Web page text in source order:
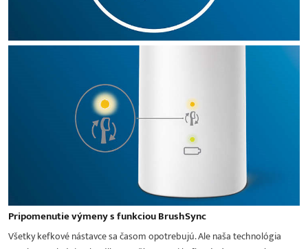
Pripomenutie výmeny s funkciou BrushSync
Všetky kefkové nástavce sa časom opotrebujú. Ale naša technológia